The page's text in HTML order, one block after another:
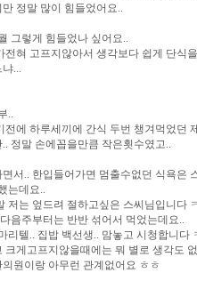
정말 많이 힘들었어요..
그렇게 힘들었나 싶어요..
혀 고프지않아서 생각보다 쉽게 단식
...
..
에 하루세끼에 간식 두번 챙겨먹었던
정말 손에꼽을만큼 작은횟수였고..
서.. 한입들어가면 멈출수없던 식욕은
는데요..
저는 엎드려 절하고싶은 스씨님입니다
음주부터는 반반 섞어서 먹었는데요..
리텔.. 집밥 백선생.. 맘놓고 시청합니다
크게고프지않을때에는 뭐 별로 생각도
원이랑 아무런 관계없어요 ㅎㅎ